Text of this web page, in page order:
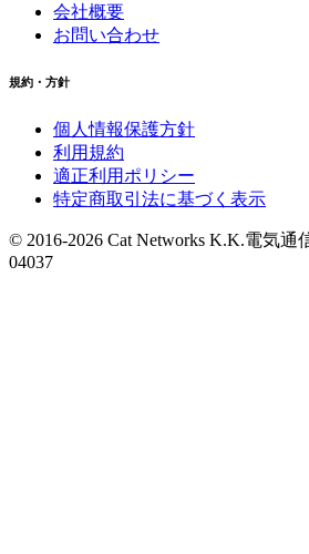
会社概要
お問い合わせ
規約・方針
個人情報保護方針
利用規約
適正利用ポリシー
特定商取引法に基づく表示
© 2016-2026 Cat Networks K.K.電気通
04037